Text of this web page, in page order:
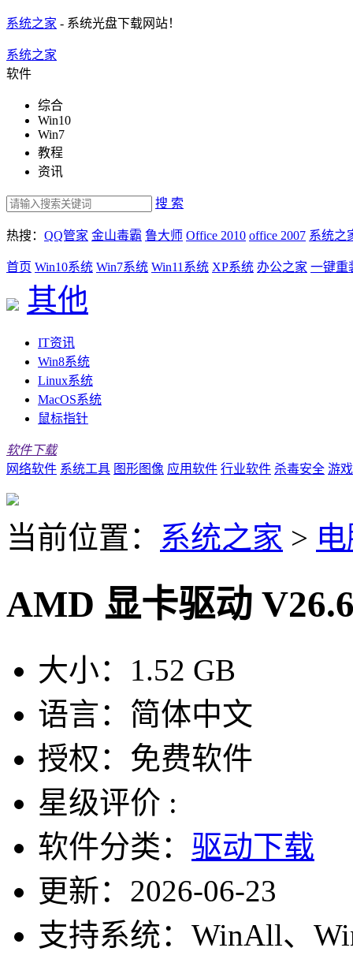
系统之家 - 系统光盘下载网站！
系统之家
软件
综合
Win10
Win7
教程
资讯
搜 索
热搜： QQ管家 金山毒霸 鲁大师 Office 2010 office 2007 系统之
首页 Win10系统 Win7系统 Win11系统 XP系统 办公之家 一键重
其他
IT资讯
Win8系统
Linux系统
MacOS系统
鼠标指针
软件下载
网络软件 系统工具 图形图像 应用软件 行业软件 杀毒安全 游
当前位置： 系统之家 >
AMD 显卡驱动
大小： 1.52 GB
语言： 简体中文
授权： 免费软件
星级评价 :
软件分类： 驱动下载
更新： 2026-06-23
支持系统： WinAll、